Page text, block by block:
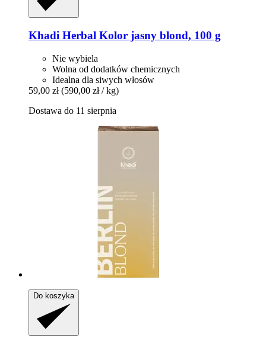
Khadi Herbal Kolor jasny blond, 100 g
Nie wybiela
Wolna od dodatków chemicznych
Idealna dla siwych włosów
59,00 zł (590,00 zł / kg)
Dostawa do 11 sierpnia
Do koszyka